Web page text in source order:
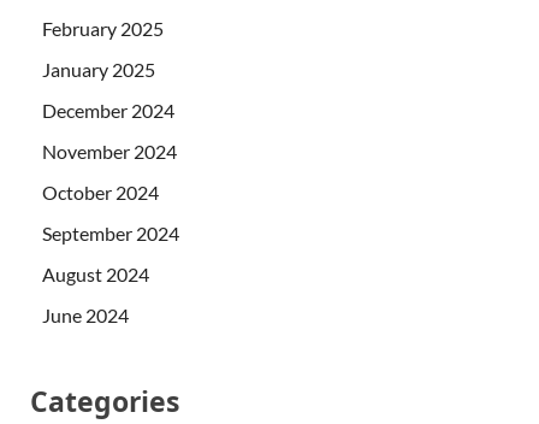
February 2025
January 2025
December 2024
November 2024
October 2024
September 2024
August 2024
June 2024
Categories